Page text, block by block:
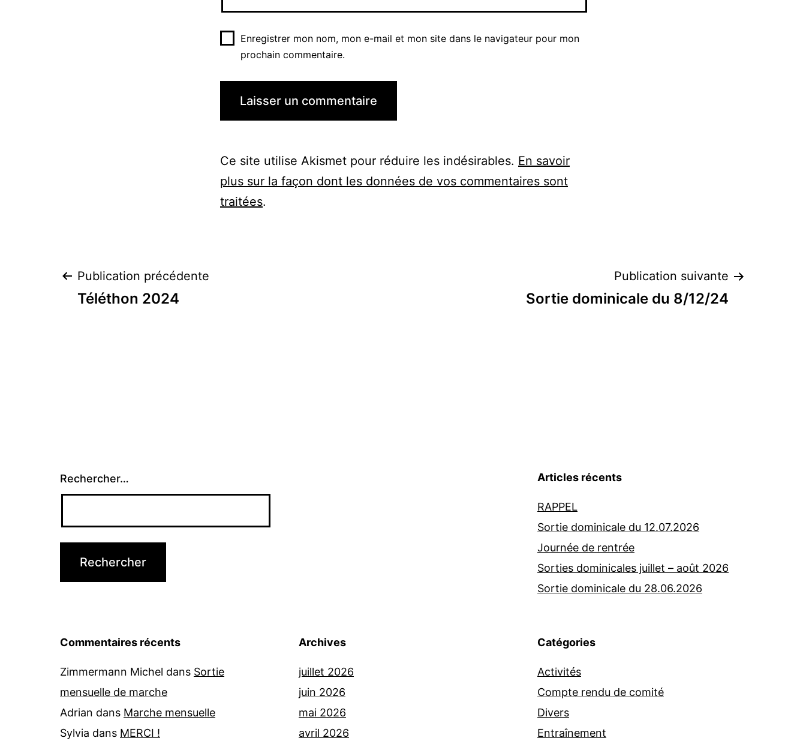
Enregistrer mon nom, mon e-mail et mon site dans le navigateur pour mon
prochain commentaire.
Ce site utilise Akismet pour réduire les indésirables. En savoir
plus sur la façon dont les données de vos commentaires sont
traitées.
Navigation
Publication précédente
Téléthon 2024
Publication suivante
Sortie dominicale du 8/12/24
Rechercher… Articles récents
RAPPEL
Sortie dominicale du 12.07.2026
Journée de rentrée
Sorties dominicales juillet – août 2026
Sortie dominicale du 28.06.2026
Commentaires récents
Zimmermann Michel dans Sortie
mensuelle de marche
Adrian dans Marche mensuelle
Sylvia dans MERCI !
Archives
juillet 2026
juin 2026
mai 2026
avril 2026
Catégories
Activités
Compte rendu de comité
Divers
Entraînement